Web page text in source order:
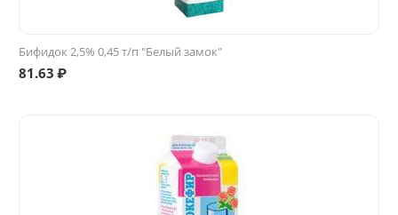
Бифидок 2,5% 0,45 т/п "Белый замок"
81.63 ₽